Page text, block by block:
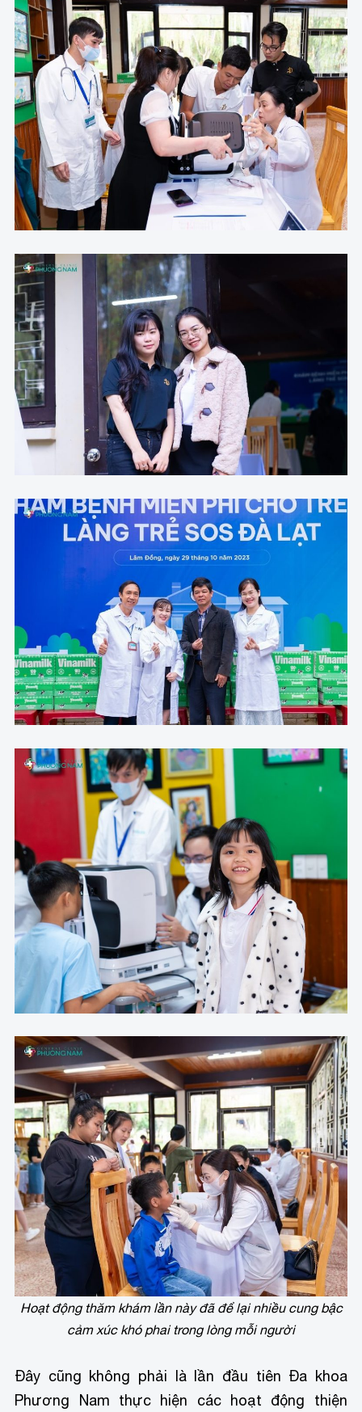
Hoạt động thăm khám lần này đã để lại nhiều cung bậc
cảm xúc khó phai trong lòng mỗi người
Đây cũng không phải là lần đầu tiên Đa khoa
Phương Nam thực hiện các hoạt động thiện